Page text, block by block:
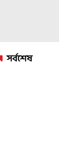
সর্বশেষ